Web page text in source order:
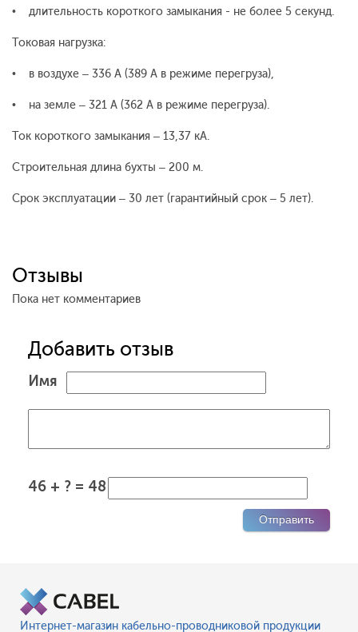
• длительность короткого замыкания - не более 5 секунд.
Токовая нагрузка:
• в воздухе – 336 А (389 А в режиме перегруза),
• на земле – 321 А (362 А в режиме перегруза).
Ток короткого замыкания – 13,37 кА.
Строительная длина бухты – 200 м.
Срок эксплуатации – 30 лет (гарантийный срок – 5 лет).
Отзывы
Пока нет комментариев
Добавить отзыв
Имя
46 + ? = 48
Интернет-магазин кабельно-проводниковой продукции